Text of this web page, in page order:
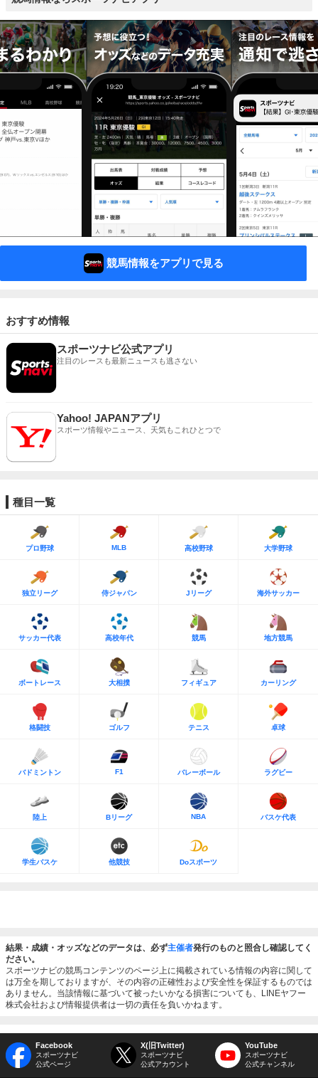
競馬情報をアプリで見る
おすすめ情報
スポーツナビ公式アプリ
注目のレースも最新ニュースも逃さない
Yahoo! JAPANアプリ
スポーツ情報やニュース、天気もこれひとつで
種目一覧
プロ野球 MLB 高校野球 大学野球
独立リーグ 侍ジャパン Jリーグ 海外サッカー
サッカー代表 高校年代 競馬 地方競馬
ボートレース 大相撲 フィギュア カーリング
格闘技 ゴルフ テニス 卓球
バドミントン F1 バレーボール ラグビー
陸上 Bリーグ NBA バスケ代表
学生バスケ 他競技 Doスポーツ
結果・成績・オッズなどのデータは、必ず主催者発行のものと照合し確認してく
ださい。
スポーツナビの競馬コンテンツのページ上に掲載されている情報の内容に関して
は万全を期しておりますが、その内容の正確性および安全性を保証するものでは
ありません。当該情報に基づいて被ったいかなる損害についても、LINEヤフー
株式会社および情報提供者は一切の責任を負いかねます。
Facebook
スポーツナビ
公式ページ
X(旧Twitter)
スポーツナビ
公式アカウント
YouTube
スポーツナビ
公式チャンネル